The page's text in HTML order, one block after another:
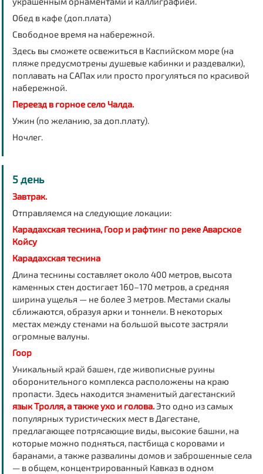
Обед в кафе (доп.плата)
Свободное время на набережной.
Здесь вы сможете освежиться в Каспийском море (на
пляже предусмотрены душевые кабинки и раздевалки),
поплавать на САПах или просто прогуляться по красивой
набережной.
Переезд в горное село Чалда.
Ужин (по желанию, за доп.плату).
Ночлег.
5 день
Завтрак.
Отправляемся на следующие локации:
Карадахская теснина, Гоор и рафтинг по реке Аварское
Койсу
Карадахская теснина
Длина теснины составляет около 400 метров, высота
каменных стен достигает 160–170 метров, а средняя
ширина ущелья — не более 3 метров. Местами скалы
сближаются, образуя арки и тоннели. В некоторых
местах между стенами на большой высоте застряли
огромные валуны.
Гоор
Уникальный край башен, где живописные руины
оборонительного комплекса расположены на краю
пропасти. Здесь находится знаменитый дагестанский
язык Тролля, а также ухо и голова.Это одно из самых
популярных туристических мест в Дагестане,
предлагающее потрясающие виды, высокие башни, на
которые можно подняться, пастбища с коровами и
баранами, а также развалины домов и заброшенные села
— в общем, концентрированный Кавказ в одном